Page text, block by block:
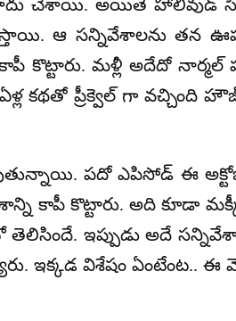
చేశాయి. అయితే హాలీవుడ్
ఆ సన్నివేశాలను తన
కొట్టారు. మళ్లీ అదేదో నార్మల్
కథతో ప్రీక్వెల్ గా వచ్చింది
పదో ఎపిసోడ్ ఈ
కాపీ కొట్టారు. అది కూడా
ఇప్పుడు అదే
ఇక్కడ విశేషం ఏంటేంట.. ఈ